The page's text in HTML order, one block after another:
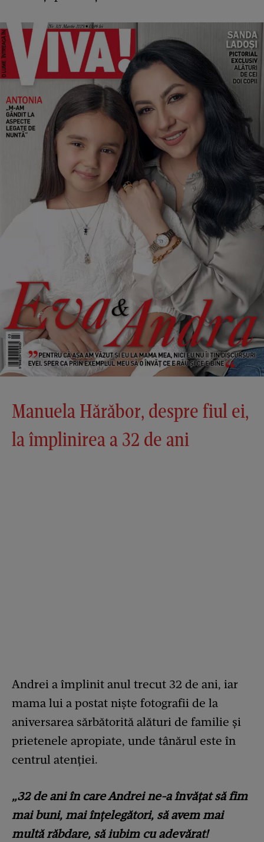
Manuela Hărăbor, despre fiul ei,
la împlinirea a 32 de ani
Andrei a împlinit anul trecut 32 de ani, iar
mama lui a postat niște fotografii de la
aniversarea sărbătorită alături de familie și
prietenele apropiate, unde tânărul este în
centrul atenției.
„32 de ani în care Andrei ne-a învățat să fim
mai buni, mai înțelegători, să avem mai
multă răbdare, să iubim cu adevărat!